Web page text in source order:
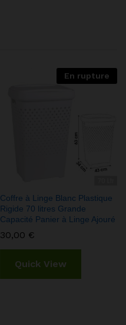
En rupture
Coffre à Linge Blanc Plastique
Rigide 70 litres Grande
Capacité Panier à Linge Ajouré
30,00 €
Quick View